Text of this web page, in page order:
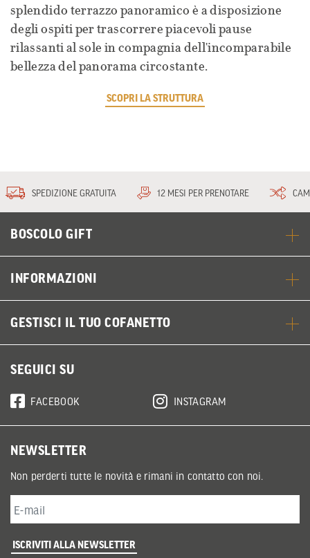
splendido terrazzo panoramico è a disposizione
degli ospiti per trascorrere piacevoli pause
rilassanti al sole in compagnia dell'incomparabile
bellezza del panorama circostante.
SCOPRI LA STRUTTURA
SPEDIZIONE GRATUITA 12 MESI PER PRENOTARE
BOSCOLO GIFT
INFORMAZIONI
GESTISCI IL TUO COFANETTO
SEGUICI SU
FACEBOOK INSTAGRAM
NEWSLETTER
Non perderti tutte le novità e rimani in contatto con noi.
ISCRIVITI ALLA NEWSLETTER